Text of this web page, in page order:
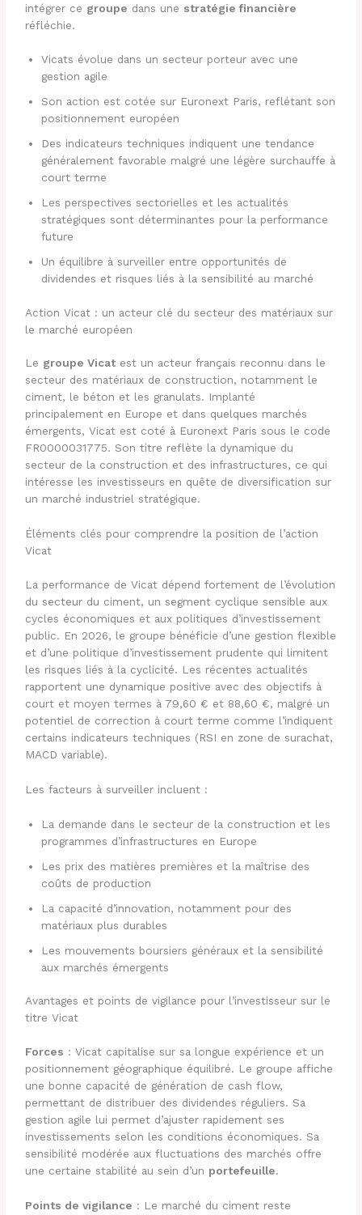
intégrer ce groupe dans une stratégie financière
réfléchie.
Vicats évolue dans un secteur porteur avec une
gestion agile
Son action est cotée sur Euronext Paris, reflétant son
positionnement européen
Des indicateurs techniques indiquent une tendance
généralement favorable malgré une légère surchauffe à
court terme
Les perspectives sectorielles et les actualités
stratégiques sont déterminantes pour la performance
future
Un équilibre à surveiller entre opportunités de
dividendes et risques liés à la sensibilité au marché
Action Vicat : un acteur clé du secteur des matériaux sur
le marché européen
Le groupe Vicat est un acteur français reconnu dans le
secteur des matériaux de construction, notamment le
ciment, le béton et les granulats. Implanté
principalement en Europe et dans quelques marchés
émergents, Vicat est coté à Euronext Paris sous le code
FR0000031775. Son titre reflète la dynamique du
secteur de la construction et des infrastructures, ce qui
intéresse les investisseurs en quête de diversification sur
un marché industriel stratégique.
Éléments clés pour comprendre la position de l’action
Vicat
La performance de Vicat dépend fortement de l’évolution
du secteur du ciment, un segment cyclique sensible aux
cycles économiques et aux politiques d’investissement
public. En 2026, le groupe bénéficie d’une gestion flexible
et d’une politique d’investissement prudente qui limitent
les risques liés à la cyclicité. Les récentes actualités
rapportent une dynamique positive avec des objectifs à
court et moyen termes à 79,60 € et 88,60 €, malgré un
potentiel de correction à court terme comme l’indiquent
certains indicateurs techniques (RSI en zone de surachat,
MACD variable).
Les facteurs à surveiller incluent :
La demande dans le secteur de la construction et les
programmes d’infrastructures en Europe
Les prix des matières premières et la maîtrise des
coûts de production
La capacité d’innovation, notamment pour des
matériaux plus durables
Les mouvements boursiers généraux et la sensibilité
aux marchés émergents
Avantages et points de vigilance pour l’investisseur sur le
titre Vicat
Forces : Vicat capitalise sur sa longue expérience et un
positionnement géographique équilibré. Le groupe affiche
une bonne capacité de génération de cash flow,
permettant de distribuer des dividendes réguliers. Sa
gestion agile lui permet d’ajuster rapidement ses
investissements selon les conditions économiques. Sa
sensibilité modérée aux fluctuations des marchés offre
une certaine stabilité au sein d’un portefeuille.
Points de vigilance : Le marché du ciment reste